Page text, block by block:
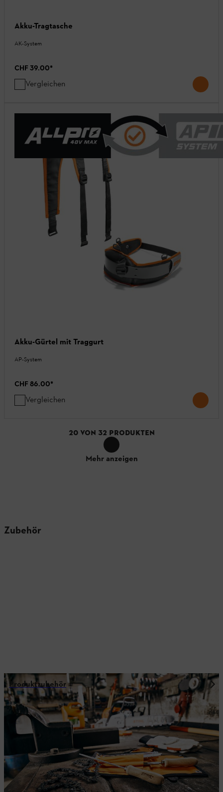
Akku-Tragtasche
AK-System
CHF 39.00*
Vergleichen
Akku-Gürtel mit Traggurt
AP-System
CHF 86.00*
Vergleichen
20 VON 32 PRODUKTEN
Mehr anzeigen
Zubehör
Produktzubehör